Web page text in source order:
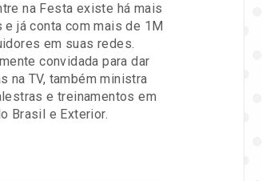
na Festa existe há mais
já conta com mais de 1M
em suas redes.
convidada para dar
na TV, também ministra
e treinamentos em
Brasil e Exterior.